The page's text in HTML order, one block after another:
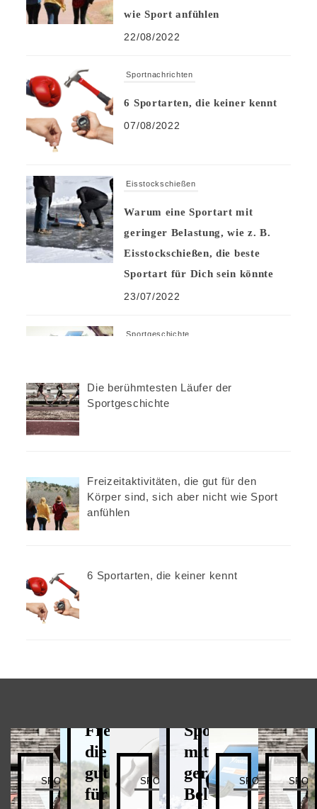
wie Sport anfühlen
22/08/2022
Sportnachrichten
6 Sportarten, die keiner kennt
07/08/2022
Eisstockschießen
Warum eine Sportart mit
geringer Belastung, wie z. B.
Eisstockschießen, die beste
Sportart für Dich sein könnte
23/07/2022
Sportgeschichte
der Geschichte
05/07/2022
Sportgeschichte
03/09/2022
Die berühmtesten Läufer der
Sportgeschichte
Freizeitaktivitäten, die gut für den
Körper sind, sich aber nicht wie Sport
anfühlen
6 Sportarten, die keiner kennt
SPORTGESCHICHTE
Freizeitaktivitäten,
die
gut
für
SPORTNACHRICHTEN
Sportart
mit
geringer
Belastung,
SPORTGESCHICHTE